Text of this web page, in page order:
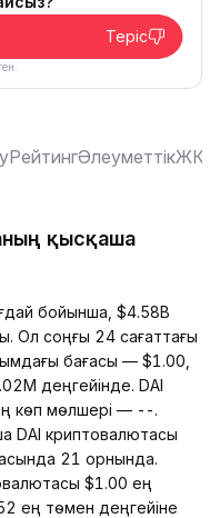
Теріс
РейтингӘлеуметтікЖҚС
қысқаша
бойынша, $4.58B
Ол соңғы 24 сағаттағы
бағасы — $1.00,
деңгейінде. DAI
көп мөлшері — --.
DAI криптовалютасы
21 орнында.
$1.00 ең
ең төмен деңгейіне